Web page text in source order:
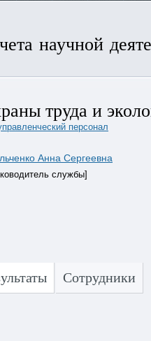
научной
труда и
персонал
Анна Сергеевна
службы]
Сотрудники